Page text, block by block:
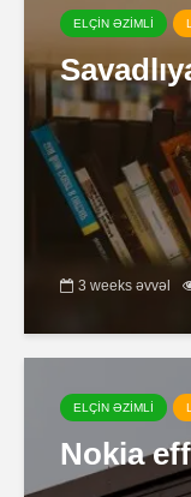
ELÇİN ƏZİMLİ
3 weeks əvvəl
ELÇİN ƏZİMLİ
Nokia